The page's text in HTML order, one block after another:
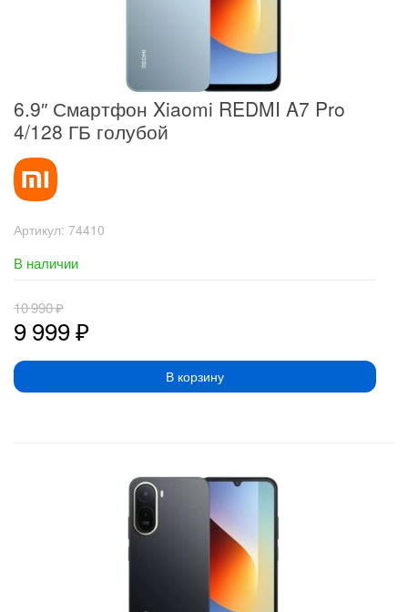
6.9″ Смартфон Xiaomi REDMI A7 Pro
4/128 ГБ голубой
Артикул: 74410
В наличии
9 999₽
10 990₽
В корзину